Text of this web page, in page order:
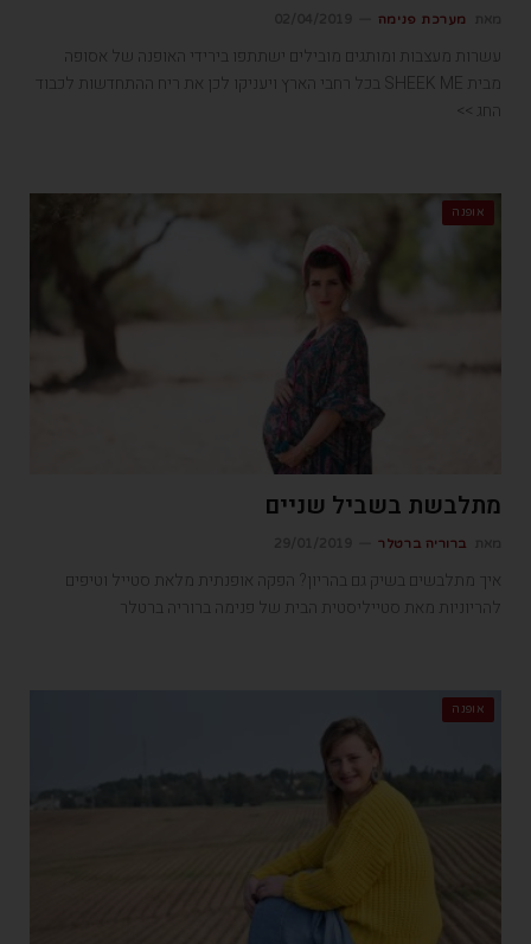
מערכת פנימה
עשרות מעצבות ומותגים מובילים ישתתפו בירידי האופנה של אסופה
מבית SHEEK ME בכל רחבי הארץ ויעניקו לכן את ריח ההתחדשות לכבוד
החג >>
אופנה
מתלבשת בשביל שניים
ברוריה ברטלר
איך מתלבשים בשיק גם בהריון? הפקה אופנתית מלאת סטייל וטיפים
להריוניות מאת סטייליסטית הבית של פנימה ברוריה ברטלר
אופנה